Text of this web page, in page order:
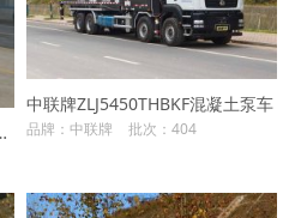
混凝土泵车
中联牌ZLJ5450THBKF混凝土泵车
品牌：中联牌 批次：404